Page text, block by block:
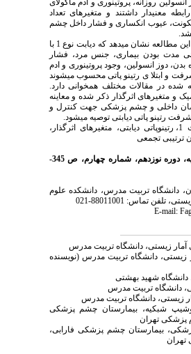
روزانه، پروتینوری و ادم ماکولای
معنی­دار داشتند و متغیرهای تعداد
عیوب انکساری و فشار داخل چشم
این مطالعه نشان می­دهد که دیابت نوع 1 با
مدت بودن بیماری، جنس مرد، فشار
دوز انسولین، وجود پروتینوری و ادم
و ابتلا ی رتینو پاتی محسوب می­شوند
شده در مقالات مختلف هم­خوانی دارد.
و متغیرهای اثرگذار ذکر شده و معاینه
داخلی و چشم پزشکی جهت کنترل و
رتینو پاتی دیابتی توصیه می­شود.
دیابت 1، رتینوپاتی دیابتی، متغیرهای اثرگذار،
ترتیبی تجمعی
مجله پزشکی ارومیه، دوره نوزدهم، شماره‌ چهارم، ص 345-
دانشگاه تربیت مدرس، دانشکده علوم
تماس: 88011001-021
آمار زیستی، دانشگاه تربیت مدرس
زیستی، دانشگاه تربیت مدرس (نویسنده
دانشگاه شهید بهشتی
دانشگاه تربیت مدرس
زیستی، دانشگاه تربیت مدرس
شبکیه، بیمارستان چشم پزشکی
پزشکی تهران
بیمارستان چشم پزشکی فارابی،
تهران